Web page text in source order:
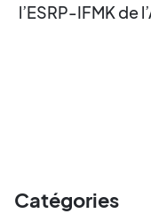
l’ESRP-IFMK de
Catégories